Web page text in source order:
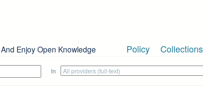
Enjoy Open Knowledge Policy Collections
in